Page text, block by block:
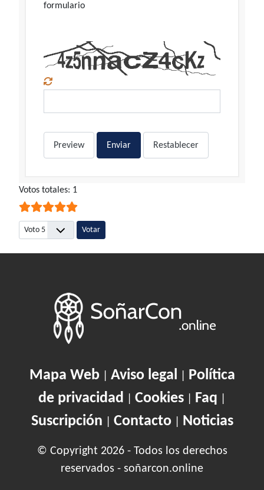
formulario
Preview Enviar Restablecer
Ratio:5/5
Votos totales: 1
Por favor, vote
Mapa Web| Aviso legal
Política
de privacidad
Cookies Faq
Suscripción Contacto| Noticias
© Copyright 2026 - Todos los derechos
reservados - soñarcon.online